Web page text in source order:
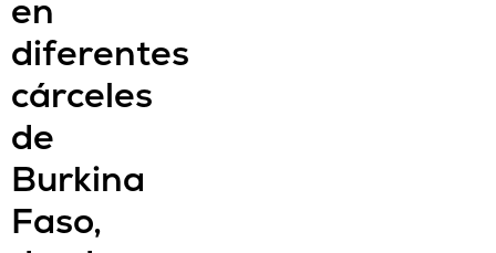
en
diferentes
cárceles
de
Burkina
Faso,